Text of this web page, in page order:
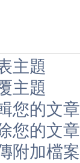
主題
主題
您的文章
您的文章
附加檔案